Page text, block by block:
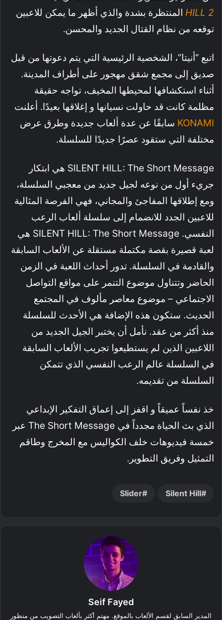
HILL 2 المنتظرة بشدة والذي أظهر ما يمكن للاعبين
توقعه من نظام القتال الجديد والمحسن.
اتبع “أنيتا”، الشخصية الرئيسية التي يتم دعوتها من قبل
صديق إلى مجمع شقق مهجور على أطراف المدينة.
أثناء استكشافها لمحيطها المخيف، تواجه حقيقة
مظلمة كانت قد حاولت نسيانها و إغلاقها بعيدًا. أعلنت
KONAMI سابقًا عن عدة ألعاب جديدة وطرق عرض
مختلفة التي ستقود عصرًا جديدًا للسلسلة.
SILENT HILL: The Short Message هي ابتكار
جريء أول من نوعه لجيل جديد من معجبي السلسلة،
ومع إطلاقها المفاجئ والمجاني، فهي الفرصة المثالية
للاعبين الجدد للانضمام إلى سلسلة ألعاب الرعب
النفسي. SILENT HILL: The Short Message هي
لعبة قصيرة بقصة مكتملة مستقلة عن الألعاب السابقة
والقادمة في السلسلة. تدور أحداث اللعبة في الزمن
الحاضر وتتناول موضوع التنمر على مواقع التواصل
الاجتماعي – موضوع معاصر مألوف في المجتمع
الحديث. ستكون هذه الإضافة هي الأحدث للسلسلة
منذ أكثر من عقد. نأمل أن يختبر الجيل الجديد من
اللاعبين الذين لم يستطيعوا تجريب الألعاب السابقة
في السلسلة عالم الرعب النفسي الذي تتمكن
السلسلة من تقديمه.
خذ نفساً عميقاً و اقفز إلى إعماق التفكير الإبداعي
الذي بث الحياة مجدداً في The Short Message عبر
خمسة فيديوهات خلف الكواليس مع المخرج وطاقم
التمثيل وفريق التطوير.
Silent Hill
Slider
Seif Fayed
المدير السابق لقسم الألعاب بالموقع. مهتم أكثر بألعاب التصويب من منظور